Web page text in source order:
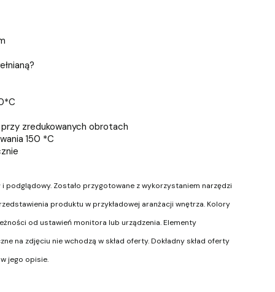
zredukowanych obrotach
150 *C
podglądowy. Zostało przygotowane z wykorzystaniem narzędzi
produktu w przykładowej aranżacji wnętrza. Kolory
od ustawień monitora lub urządzenia. Elementy
na zdjęciu nie wchodzą w skład oferty. Dokładny skład oferty
jego opisie.